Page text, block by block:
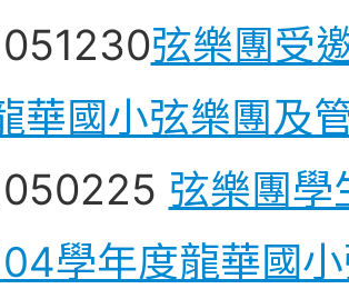
弦樂團受
華國小弦樂團及
弦樂團學
學年度龍華國